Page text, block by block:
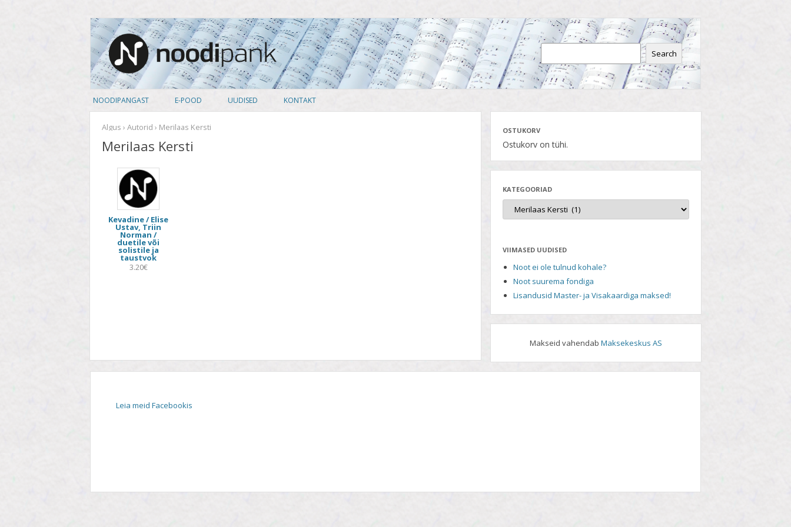
Noodipank
noodipank.ee
Search
content
NOODIPANGAST
TUTVUSTUS
KASUTAJA LEPING
KUIDAS NOOTI OSTA
PRIVAATSUSPOLIITIKA
E-POOD
AUTORID
UUDISED KONTAKT
Algus › Autorid › Merilaas Kersti
Merilaas Kersti
Kevadine / Elise
Ustav, Triin
Norman /
duetile või
solistile ja
taustvok
3.20€
OSTUKORV
Ostukorv on tühi.
KATEGOORIAD
VIIMASED UUDISED
Noot ei ole tulnud kohale?
Noot suurema fondiga
Lisandusid Master- ja Visakaardiga maksed!
Makseid vahendabMaksekeskus AS
Leia meid Facebookis